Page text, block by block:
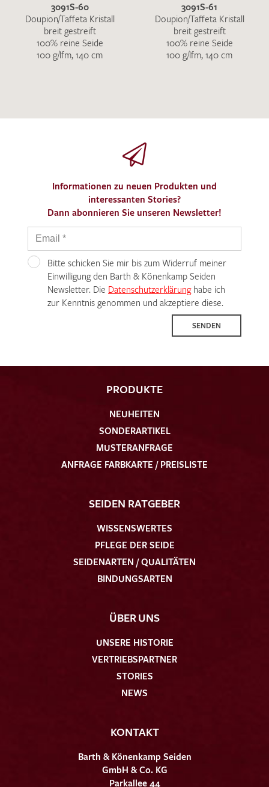
3091S-60
Doupion/Taffeta Kristall
breit gestreift
100% reine Seide
100 g/lfm, 140 cm
3091S-61
Doupion/Taffeta Kristall
breit gestreift
100% reine Seide
100 g/lfm, 140 cm
Informationen zu neuen Produkten und
interessanten Stories?
Dann abonnieren Sie unseren Newsletter!
Bitte schicken Sie mir bis zum Widerruf meiner
Einwilligung den Barth & Könenkamp Seiden
Newsletter. Die Datenschutzerklärunghabe ich
zur Kenntnis genommen und akzeptiere diese.
SENDEN
PRODUKTE
NEUHEITEN
SONDERARTIKEL
MUSTERANFRAGE
ANFRAGE FARBKARTE / PREISLISTE
SEIDEN RATGEBER
WISSENSWERTES
PFLEGE DER SEIDE
SEIDENARTEN / QUALITÄTEN
BINDUNGSARTEN
ÜBER UNS
UNSERE HISTORIE
VERTRIEBSPARTNER
STORIES
NEWS
KONTAKT
Barth & Könenkamp Seiden
GmbH & Co. KG
Parkallee 44